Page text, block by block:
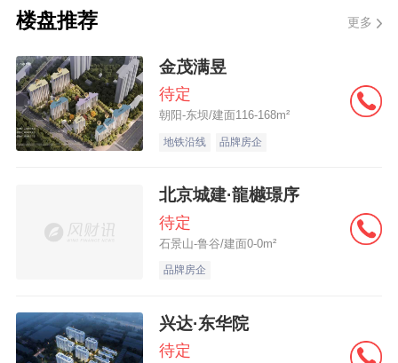
表示，公积金属地属性很强，地方自主权很
的特征明显。楼市的需求主体是刚需刚改群
体，他们对房价、成本比较敏感。
楼盘推荐 更多
金茂满昱
待定
朝阳-东坝/建面116-168m²
地铁沿线 品牌房企
北京城建·龍樾璟序
待定
石景山-鲁谷/建面0-0m²
品牌房企
兴达·东华院
待定